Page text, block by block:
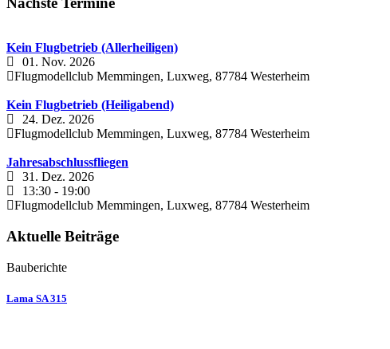
Kein Flugbetrieb (Allerheiligen)
01. Nov. 2026
Flugmodellclub Memmingen, Luxweg, 87784 Westerheim
Kein Flugbetrieb (Heiligabend)
24. Dez. 2026
Flugmodellclub Memmingen, Luxweg, 87784 Westerheim
Jahresabschlussfliegen
31. Dez. 2026
13:30 - 19:00
Flugmodellclub Memmingen, Luxweg, 87784 Westerheim
Aktuelle Beiträge
Bauberichte
Lama SA 315